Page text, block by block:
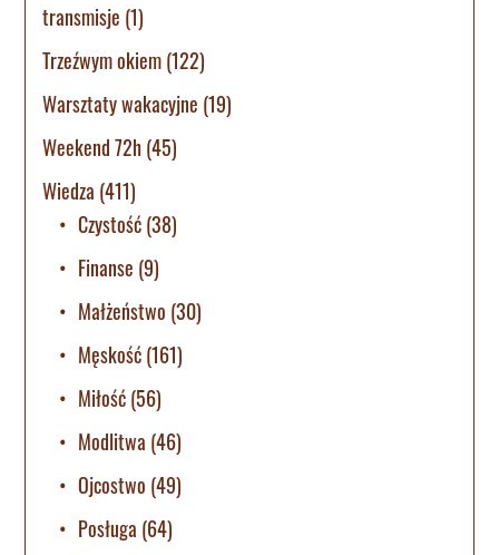
transmisje (1)
Trzeźwym okiem(122)
Warsztaty wakacyjne (19)
Weekend 72h(45)
Wiedza (411)
Czystość(38)
Finanse (9)
Małżeństwo (30)
Męskość(161)
Miłość(56)
Modlitwa (46)
Ojcostwo (49)
Posługa (64)